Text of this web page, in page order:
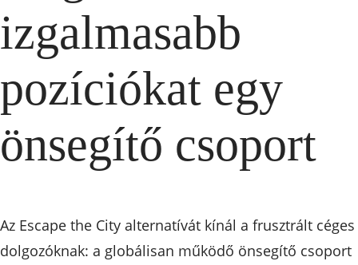
izgalmasabb
pozíciókat egy
önsegítő csoport
Az Escape the City alternatívát kínál a frusztrált céges
dolgozóknak: a globálisan működő önsegítő csoport